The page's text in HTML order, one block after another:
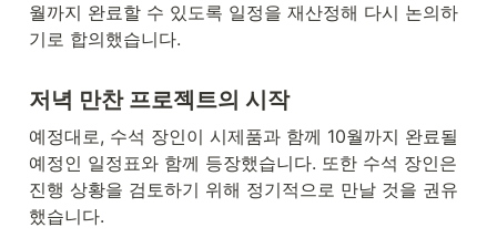
월까지 완료할 수 있도록 일정을 재산정해 다시 논의하
기로 합의했습니다.
저녁 만찬 프로젝트의 시작
예정대로, 수석 장인이 시제품과 함께 10월까지 완료될
예정인 일정표와 함께 등장했습니다. 또한 수석 장인은
진행 상황을 검토하기 위해 정기적으로 만날 것을 권유
했습니다.